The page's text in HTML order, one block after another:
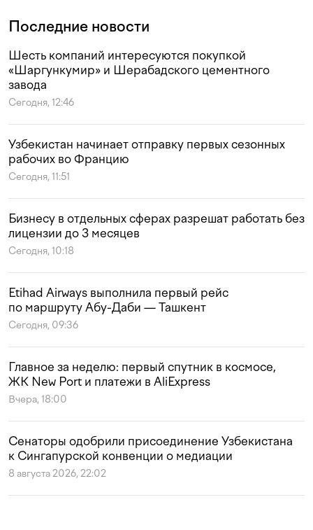
Последние новости
Шесть компаний интересуются покупкой
«Шаргункумир» и Шерабадского цементного
завода
Сегодня, 12:46
Узбекистан начинает отправку первых сезонных
рабочих во Францию
Сегодня, 11:51
Бизнесу в отдельных сферах разрешат работать без
лицензии до 3 месяцев
Сегодня, 10:18
Etihad Airways выполнила первый рейс
по маршруту Абу-Даби — Ташкент
Сегодня, 09:36
Главное за неделю: первый спутник в космосе,
ЖК New Port и платежи в AliExpress
Вчера, 18:00
Сенаторы одобрили присоединение Узбекистана
к Сингапурской конвенции о медиации
8 августа 2026, 22:02